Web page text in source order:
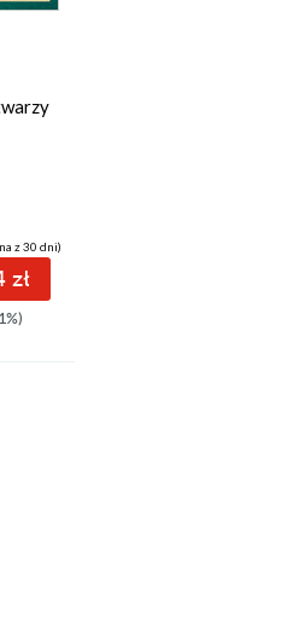
z 30 dni)
zł